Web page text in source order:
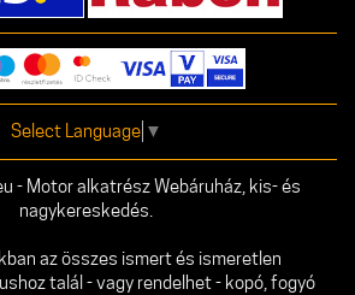
Select Language ▼
- Motor alkatrész Webáruház, kis- és
nagykereskedés.
az összes ismert és ismeretlen
talál - vagy rendelhet - kopó, fogyó